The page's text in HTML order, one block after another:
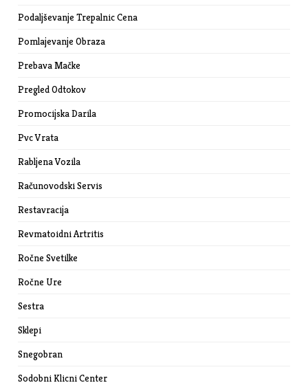
Podaljševanje Trepalnic Cena
Pomlajevanje Obraza
Prebava Mačke
Pregled Odtokov
Promocijska Darila
Pvc Vrata
Rabljena Vozila
Računovodski Servis
Restavracija
Revmatoidni Artritis
Ročne Svetilke
Ročne Ure
Sestra
Sklepi
Snegobran
Sodobni Klicni Center